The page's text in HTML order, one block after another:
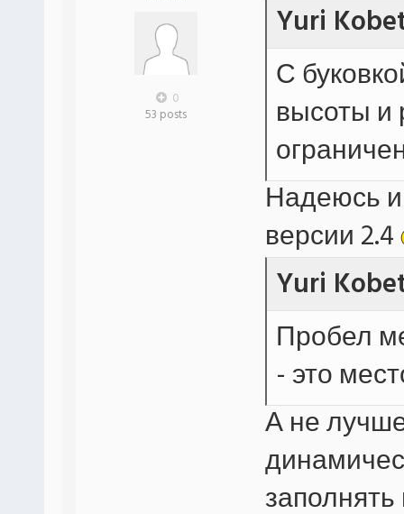
0
53 posts
Yuri
С
высоты и
Надеюсь
версии 2.4
Yuri
Пробел
- это
А не